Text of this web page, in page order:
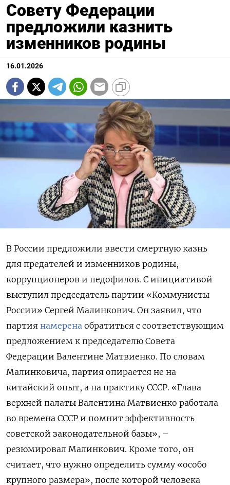
Совету Федерации
предложили казнить
изменников родины
16.01.2026
В России предложили ввести смертную казнь
для предателей и изменников родины,
коррупционеров и педофилов. С инициативой
выступил председатель партии «Коммунисты
России» Сергей Малинкович. Он заявил, что
партия намерена обратиться с соответствующим
предложением к председателю Совета
Федерации Валентине Матвиенко. По словам
Малинковича, партия опирается не на
китайский опыт, а на практику СССР. «Глава
верхней палаты Валентина Матвиенко работала
во времена СССР и помнит эффективность
советской законодательной базы», –
резюмировал Малинкович. Кроме того, он
считает, что нужно определить сумму «особо
крупного размера», после которой человека